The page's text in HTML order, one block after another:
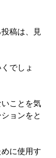
稿は、見
でしょ
ことを気
ョンをと
に使用す